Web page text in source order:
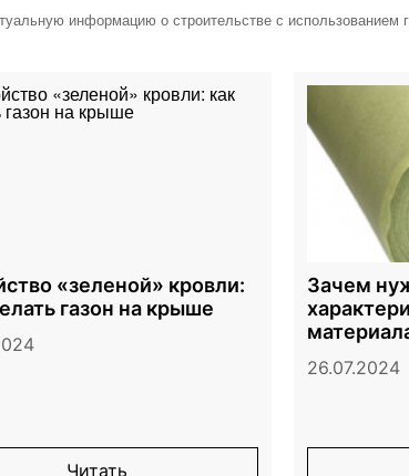
информацию о строительстве с использованием
«зеленой» кровли:
газон на крыше
Читать
Зачем
26.07.2024